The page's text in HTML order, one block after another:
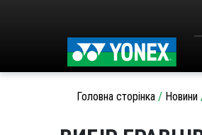
Головна сторінка / Новини